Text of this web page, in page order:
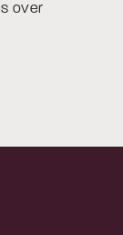
over